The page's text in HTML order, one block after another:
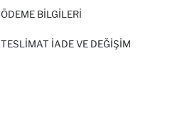
ÖDEME BİLGİLERİ
TESLIMAT İADE VE DEĞIŞIM